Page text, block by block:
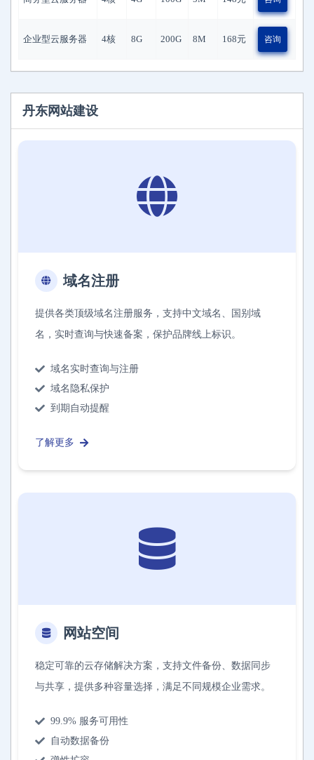
企业型云服务器 4核 8G 200G 8M 168元 咨询
丹东网站建设
域名注册
提供各类顶级域名注册服务，支持中文域名、国别域
名，实时查询与快速备案，保护品牌线上标识。
域名实时查询与注册
域名隐私保护
到期自动提醒
了解更多
网站空间
稳定可靠的云存储解决方案，支持文件备份、数据同步
与共享，提供多种容量选择，满足不同规模企业需求。
99.9% 服务可用性
自动数据备份